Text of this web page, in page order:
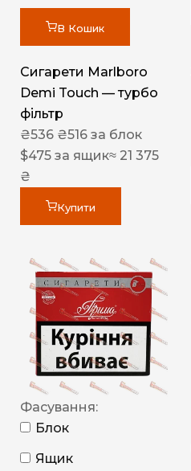
В Кошик
Сигарети Marlboro
Demi Touch — турбо
фільтр
₴536 ₴516 за блок
$475 за ящик≈ 21 375
₴
Купити
Фасування:
Блок
Ящик